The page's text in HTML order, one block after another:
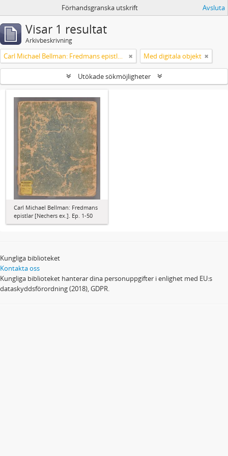
Förhandsgranska utskrift Avsluta
Visar 1 resultat
Arkivbeskrivning
Carl Michael Bellman: Fredmans epistlar [Nechers ex.]. Ep. 1-50 Med digitala objekt
Utökade sökmöjligheter
Carl Michael Bellman: Fredmans
epistlar [Nechers ex.]. Ep. 1-50
Kungliga biblioteket
Kontakta oss
Kungliga biblioteket hanterar dina personuppgifter i enlighet med EU:s
dataskyddsförordning (2018), GDPR.